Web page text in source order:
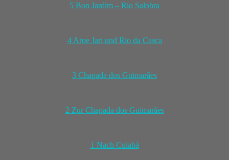
5 Bon Jardim – Rio Salobra
4 Aroe Jari und Rio da Casca
3 Chapada dos Guimarães
2 Zur Chapada dos Guimarães
1 Nach Cuiabá